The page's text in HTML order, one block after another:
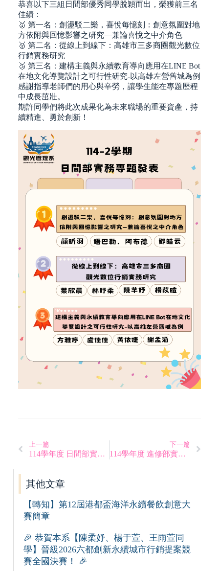
恭喜以下三組日間部優秀同學脫穎而出，榮獲前三名
佳績：
🥇 第一名：創盪駁二樂，喜悅每憶刻：創意氛圍對地
方依附與回憶影響之研究—兼論喜悅之中介角色
🥈 第二名：從線上到線下：高雄市三多商圈觀光數位
行銷實務研究
🥉 第三名：建構主義與永續教育導向應用在LINE Bot
在地文化導覽設計之可行性研究-以高雄左營舊城為例
感謝指導老師們的用心與辛勞，讓學生能在專題歷程
中成長茁壯。
期許同學們將此次成果化為未來職場的重要資產，持
續精進、勇於創新！
上一篇
114學年度 日間部實務專題發表會 發表流程
下一篇
114學年度 進修部實務專題發表會 發表流程
其他文章
【轉知】第12屆港都盃海洋永續餐飲創意大
賽簡章
🎉 恭賀本系【陳柔妤、楊于萱、王雨萱同
學】晉級2026六都創新永續城市行銷提案競
賽全國決賽！ 🎉